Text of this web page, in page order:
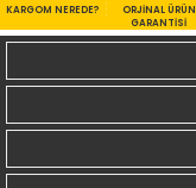
KARGOM NEREDE?
ORJİNAL ÜRÜN
GARANTİSİ